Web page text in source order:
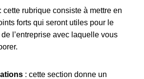
cette rubrique consiste à mettre en
forts qui seront utiles pour le
l’entreprise avec laquelle vous
: cette section donne un